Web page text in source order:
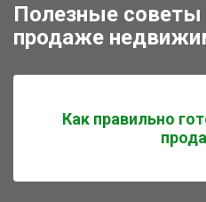
Полезные советы
продаже
Как правильно